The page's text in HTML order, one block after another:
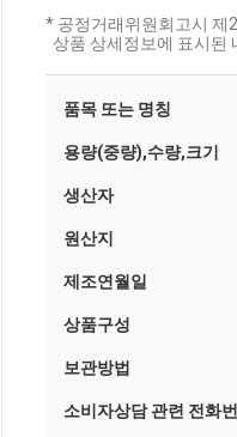
* 공정거래위원회고시 제
상품 상세정보에 표시된
품목 또는 명칭
용량(중량),수량,크기
생산자
원산지
제조연월일
상품구성
보관방법
소비자상담 관련 전화